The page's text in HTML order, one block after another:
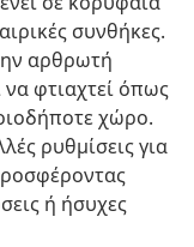
συνθήκες.
αρθρωτή
φτιαχτεί όπως
χώρο.
ρυθμίσεις για
ή ήσυχες